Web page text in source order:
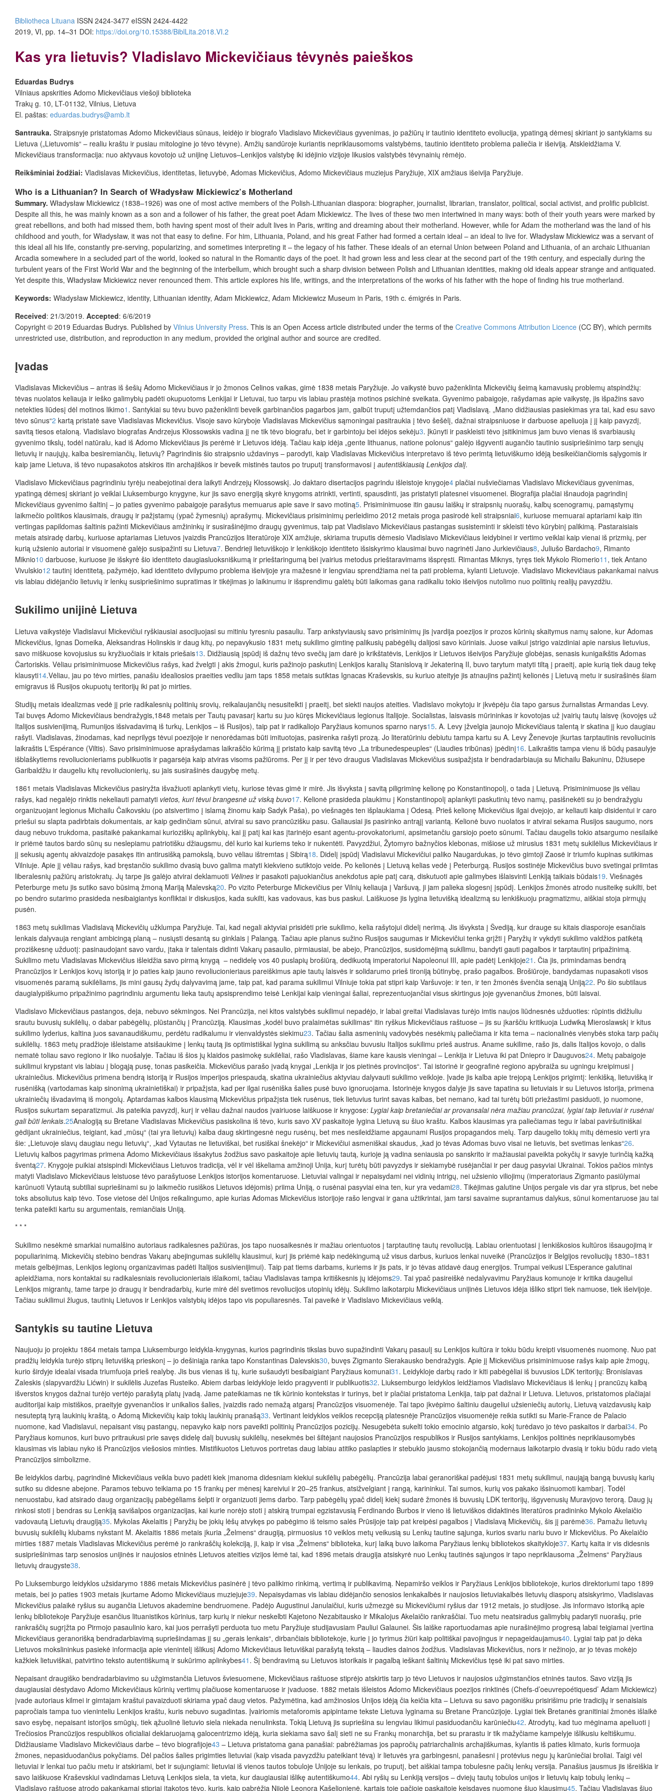
Bibliotheca Lituana ISSN 2424-3477 eISSN 2424-4422
2019, VI, pp. 14–31 DOI: https://doi.org/10.15388/BiblLita.2018.VI.2
Kas yra lietuvis? Vladislavo Mickevičiaus tėvynės paieškos
Eduardas Budrys
Vilniaus apskrities Adomo Mickevičiaus viešoji biblioteka
Trakų g. 10, LT-01132, Vilnius, Lietuva
El. paštas: eduardas.budrys@amb.lt
Santrauka. Straipsnyje pristatomas Adomo Mickevičiaus sūnaus, leidėjo ir biografo Vladislavo Mickevičiaus gyvenimas, jo pažiūrų ir tautinio identiteto evoliucija, ypatingą dėmesį skiriant jo santykiams su
Lietuva („Lietuvomis“ – realiu kraštu ir pusiau mitologine jo tėvo tėvyne). Amžių sandūroje kuriantis nepriklausomoms valstybėms, tautinio identiteto problema paliečia ir išeiviją. Atskleidžiama V.
Mickevičiaus transformacija: nuo aktyvaus kovotojo už unijinę Lietuvos–Lenkijos valstybę iki idėjinio vizijoje likusios valstybės tėvynainių rėmėjo.
Reikšminiai žodžiai: Vladislavas Mickevičius, identitetas, lietuvybė, Adomas Mickevičius, Adomo Mickevičiaus muziejus Paryžiuje, XIX amžiaus išeivija Paryžiuje.
Who is a Lithuanian? In Search of Władysław Mickiewicz’s Motherland
Summary. Władysław Mickiewicz (1838–1926) was one of most active members of the Polish-Lithuanian diaspora: biographer, journalist, librarian, translator, political, social activist, and prolific publicist.
Despite all this, he was mainly known as a son and a follower of his father, the great poet Adam Mickiewicz. The lives of these two men intertwined in many ways: both of their youth years were marked by
great rebellions, and both had missed them, both having spent most of their adult lives in Paris, writing and dreaming about their motherland. However, while for Adam the motherland was the land of his
childhood and youth, for Władysław, it was not that easy to define. For him, Lithuania, Poland, and his great Father had formed a certain ideal – an ideal to live for. Władysław Mickiewicz was a servant of
this ideal all his life, constantly pre-serving, popularizing, and sometimes interpreting it – the legacy of his father. These ideals of an eternal Union between Poland and Lithuania, of an archaic Lithuanian
Arcadia somewhere in a secluded part of the world, looked so natural in the Romantic days of the poet. It had grown less and less clear at the second part of the 19th century, and especially during the
turbulent years of the First World War and the beginning of the interbellum, which brought such a sharp division between Polish and Lithuanian identities, making old ideals appear strange and antiquated.
Yet despite this, Władysław Mickiewicz never renounced them. This article explores his life, writings, and the interpretations of the works of his father with the hope of finding his true motherland.
Keywords: Władysław Mickiewicz, identity, Lithuanian identity, Adam Mickiewicz, Adam Mickiewicz Museum in Paris, 19th c. émigrés in Paris.
Received: 21/3/2019. Accepted: 6/6/2019
Copyright © 2019 Eduardas Budrys. Published by Vilnius University Press. This is an Open Access article distributed under the terms of the Creative Commons Attribution Licence (CC BY), which permits
unrestricted use, distribution, and reproduction in any medium, provided the original author and source are credited.
Įvadas
Vladislavas Mickevičius – antras iš šešių Adomo Mickevičiaus ir jo žmonos Celinos vaikas, gimė 1838 metais Paryžiuje. Jo vaikystė buvo paženklinta Mickevičių šeimą kamavusių problemų atspindžių:
tėvas nuolatos keliauja ir ieško galimybių padėti okupuotoms Lenkijai ir Lietuvai, tuo tarpu vis labiau prastėja motinos psichinė sveikata. Gyvenimo pabaigoje, rašydamas apie vaikystę, jis išpažins savo
netekties liūdesį dėl motinos likimo1 . Santykiai su tėvu buvo paženklinti beveik garbinančios pagarbos jam, galbūt truputį užtemdančios patį Vladislavą. „Mano didžiausias pasiekimas yra tai, kad esu savo
tėvo sūnus“2 kartą pristatė save Vladislavas Mickevičius. Visoje savo kūryboje Vladislavas Mickevičius sąmoningai pasitraukia į tėvo šešėlį, dažnai straipsniuose ir darbuose apeliuoja į jį kaip pavyzdį,
savitą tiesos etaloną. Vladislavo biografas Andrzejus Kłossowskis vadina jį ne tik tėvo biografu, bet ir garbintoju bei idėjos sekėju3. Įkūnyti ir paskleisti tėvo įsitikinimus jam buvo vienas iš svarbiausių
gyvenimo tikslų, todėl natūralu, kad iš Adomo Mickevičiaus jis perėmė ir Lietuvos idėją. Tačiau kaip idėja „gente lithuanus, natione polonus“ galėjo išgyventi augančio tautinio susipriešinimo tarp senųjų
lietuvių ir naujųjų, kalba besiremiančių, lietuvių? Pagrindinis šio straipsnio uždavinys – parodyti, kaip Vladislavas Mickevičius interpretavo iš tėvo perimtą lietuviškumo idėją besikeičiančiomis sąlygomis ir
kaip jame Lietuva, iš tėvo nupasakotos atskiros itin archajiškos ir beveik mistinės tautos po truputį transformavosi į autentiškiausią Lenkijos dalį.
Vladislavo Mickevičiaus pagrindiniu tyrėju neabejotinai dera laikyti Andrzejų Kłossowskį. Jo daktaro disertacijos pagrindu išleistoje knygoje4 plačiai nušviečiamas Vladislavo Mickevičiaus gyvenimas,
ypatingą dėmesį skiriant jo veiklai Liuksemburgo knygyne, kur jis savo energiją skyrė knygoms atrinkti, vertinti, spausdinti, jas pristatyti platesnei visuomenei. Biografija plačiai išnaudoja pagrindinį
Mickevičiaus gyvenimo šaltinį – jo paties gyvenimo pabaigoje parašytus memuarus apie save ir savo motiną5. Prisiminimuose itin gausu laiškų ir straipsnių nuorašų, kalbų scenogramų, pamąstymų
laikmečio politikos klausimais, draugų ir pažįstamų (ypač žymesnių) aprašymų. Mickevičiaus prisiminimų perleidimo 2012 metais proga pasirodė keli straipsniai6, kuriuose memuarai aptariami kaip itin
vertingas papildomas šaltinis pažinti Mickevičiaus amžininkų ir susirašinėjimo draugų gyvenimus, taip pat Vladislavo Mickevičiaus pastangas susisteminti ir skleisti tėvo kūrybinį palikimą. Pastaraisiais
metais atsiradę darbų, kuriuose aptariamas Lietuvos įvaizdis Prancūzijos literatūroje XIX amžiuje, skiriama truputis dėmesio Vladislavo Mickevičiaus leidybinei ir vertimo veiklai kaip vienai iš prizmių, per
kurią užsienio autoriai ir visuomenė galėjo susipažinti su Lietuva7. Bendrieji lietuviškojo ir lenkiškojo identiteto išsiskyrimo klausimai buvo nagrinėti Jano Jurkievičiaus8, Juliušo Bardacho9, Rimanto
Miknio10 darbuose, kuriuose jie išskyrė šio identiteto daugiasluoksniškumą ir prieštaringumą bei įvairius metodus prieštaravimams išspręsti. Rimantas Miknys, tyręs tiek Mykolo Riomerio11 , tiek Antano
Vivulskio12 tautinį identitetą, pažymėjo, kad identiteto dvilypumo problema išeivijoje yra mažesnė ir lengviau sprendžiama nei ta pati problema, kylanti Lietuvoje. Vladislavo Mickevičiaus pakankamai naivus
vis labiau didėjančio lietuvių ir lenkų susipriešinimo supratimas ir tikėjimas jo laikinumu ir išsprendimu galėtų būti laikomas gana radikaliu tokio išeivijos nutolimo nuo politinių realijų pavyzdžiu.
Sukilimo unijinė Lietuva
Lietuva vaikystėje Vladislavui Mickevičiui ryškiausiai asocijuojasi su mitiniu tyresniu pasauliu. Tarp ankstyviausių savo prisiminimų jis įvardija poezijos ir prozos kūrinių skaitymus namų salone, kur Adomas
Mickevičius, Ignas Domeika, Aleksandras Holinskis ir daug kitų, po nepavykusio 1831 metų sukilimo gimtinę palikusių pabėgėlių dalijosi savo kūriniais. Juose vaikui įstrigo vaizdiniai apie narsius lietuvius,
savo miškuose kovojusius su kryžiuočiais ir kitais priešais13. Didžiausią įspūdį iš dažnų tėvo svečių jam darė jo krikštatėvis, Lenkijos ir Lietuvos išeivijos Paryžiuje globėjas, senasis kunigaikštis Adomas
Čartoriskis. Vėliau prisiminimuose Mickevičius rašys, kad žvelgti į akis žmogui, kuris pažinojo paskutinį Lenkijos karalių Stanislovą ir Jekateriną II, buvo tarytum matyti tiltą į praeitį, apie kurią tiek daug tekę
klausyti14.Vėliau, jau po tėvo mirties, panašiu idealiosios praeities vedliu jam taps 1858 metais sutiktas Ignacas Kraševskis, su kuriuo ateityje jis atnaujins pažintį kelionės į Lietuvą metu ir susirašinės šiam
emigravus iš Rusijos okupuotų teritorijų iki pat jo mirties.
Studijų metais idealizmas vedė jį prie radikalesnių politinių srovių, reikalaujančių nesusitelkti į praeitį, bet siekti naujos ateities. Vladislavo mokytoju ir įkvėpėju čia tapo garsus žurnalistas Armandas Levy.
Tai buvęs Adomo Mickevičiaus bendražygis,1848 metais per Tautų pavasarį kartu su juo kūręs Mickevičiaus legionus Italijoje. Socialistas, laisvasis mūrininkas ir kovotojas už įvairių tautų laisvę (kovojęs už
Italijos susivienijimą, Rumunijos išsivadavimą iš turkų, Lenkijos – iš Rusijos), taip pat ir radikaliojo Paryžiaus komunos sparno narys15. A. Levy įžvelgia jaunojo Mickevičiaus talentą ir skatina jį kuo daugiau
rašyti. Vladislavas, žinodamas, kad neprilygs tėvui poezijoje ir nenorėdamas būti imituotojas, pasirenka rašyti prozą. Jo literatūriniu debiutu tampa kartu su A. Levy Ženevoje įkurtas tarptautinis revoliucinis
laikraštis L‘Espérance (Viltis). Savo prisiminimuose aprašydamas laikraščio kūrimą jį pristato kaip savitą tėvo „La tribunedespeuples“ (Liaudies tribūnas) įpėdinį16. Laikraštis tampa vienu iš būdų pasaulyje
išblaškytiems revoliucionieriams publikuotis ir pagarsėja kaip atviras visoms pažiūroms. Per jį ir per tėvo draugus Vladislavas Mickevičius susipažįsta ir bendradarbiauja su Michailu Bakuninu, Džiusepe
Garibaldžiu ir daugeliu kitų revoliucionierių, su jais susirašinės daugybę metų.
1861 metais Vladislavas Mickevičius pasiryžta išvažiuoti aplankyti vietų, kuriose tėvas gimė ir mirė. Jis išvyksta į savitą piligriminę kelionę po Konstantinopolį, o tada į Lietuvą. Prisiminimuose jis vėliau
rašys, kad negalėjo rinktis nekeliauti pamatyti vietos, kuri tėvui brangesnė už viską buvo17. Kelionė prasideda plaukimu į Konstantinopolį aplankyti paskutinių tėvo namų, pasišnekėti su jo bendražygiu
organizuojant legionus Michailu Čaikovskiu (po atsivertimo į islamą žinomu kaip Sadyk Paša), po viešnagės ten išplaukiama į Odesą. Prieš kelionę Mickevičius ilgai dvejojo, ar keliauti kaip disidentui ir caro
priešui su slapta padirbtais dokumentais, ar kaip gedinčiam sūnui, atvirai su savo prancūzišku pasu. Galiausiai jis pasirinko antrąjį variantą. Kelionė buvo nuolatos ir atvirai sekama Rusijos saugumo, nors
daug nebuvo trukdoma, pasitaikė pakankamai kurioziškų aplinkybių, kai jį patį kai kas įtarinėjo esant agentu-provokatoriumi, apsimetančiu garsiojo poeto sūnumi. Tačiau daugelis tokio atsargumo nesilaikė
ir priėmė tautos bardo sūnų su neslepiamu patriotišku džiaugsmu, dėl kurio kai kuriems teko ir nukentėti. Pavyzdžiui, Žytomyro bažnyčios klebonas, mišiose už mirusius 1831 metų sukilėlius Mickevičiaus ir
jį sekusių agentų akivaizdoje pasakęs itin antirusišką pamokslą, buvo vėliau ištremtas į Sibirą18. Didelį įspūdį Vladislavui Mickevičiui paliko Naugardukas, jo tėvo gimtoji Zaosė ir triumfo kupinas sutikimas
Vilniuje. Apie jį vėliau rašys, kad bręstančio sukilimo dvasią buvo galima matyti kiekvieno sutiktojo veide. Po kelionės į Lietuvą kelias vedė į Peterburgą. Rusijos sostinėje Mickevičius buvo svetingai priimtas
liberalesnių pažiūrų aristokratų. Jų tarpe jis galėjo atvirai deklamuoti Vėlines ir pasakoti pajuokiančius anekdotus apie patį carą, diskutuoti apie galimybes išlaisvinti Lenkiją taikiais būdais19. Viešnagės
Peterburge metu jis sutiko savo būsimą žmoną Mariją Malevską20. Po vizito Peterburge Mickevičius per Vilnių keliauja į Varšuvą, ji jam palieka slogesnį įspūdį. Lenkijos žmonės atrodo nusiteikę sukilti, bet
po bendro sutarimo prasideda nesibaigiantys konfliktai ir diskusijos, kada sukilti, kas vadovaus, kas bus paskui. Laiškuose jis lygina lietuvišką idealizmą su lenkiškuoju prag­matizmu, aiškiai stoja pirmųjų
pusėn.
1863 metų sukilimas Vladislavą Mickevičių užklumpa Paryžiuje. Tai, kad negali aktyviai prisidėti prie sukilimo, kelia rašytojui didelį nerimą. Jis išvyksta į Švediją, kur drauge su kitais diasporoje esančiais
lenkais dalyvauja rengiant ambicingą planą – nusiųsti desantą su ginklais į Palangą. Tačiau apie planus sužino Rusijos saugumas ir Mickevičiui tenka grįžti į Paryžių ir vykdyti sukilimo valdžios patikėtą
proziškesnę užduotį: pasinaudojant savo vardu, įtaka ir talentais didinti Vakarų pasaulio, pirmiausiai, be abejo, Prancūzijos, susidomėjimą sukilimu, bandyti gauti pagalbos ir tarptautinį pripažinimą.
Sukilimo metu Vladislavas Mickevičius išleidžia savo pirmą knygą – nedidelę vos 40 puslapių brošiūrą, dedikuotą imperatoriui Napoleonui III, apie padėtį Lenkijoje21 . Čia jis, primindamas bendrą
Prancūzijos ir Lenkijos kovų istoriją ir jo paties kaip jauno revoliucionieriaus pareiškimus apie tautų laisvės ir solidarumo prieš tironiją būtinybę, prašo pagalbos. Brošiūroje, bandydamas nupasakoti visos
visuomenės paramą sukilėliams, jis mini gausų žydų dalyvavimą jame, taip pat, kad parama sukilimui Vilniuje tokia pat stipri kaip Varšuvoje: ir ten, ir ten žmonės švenčia senąją Uniją22. Po šio subtilaus
daugialypiškumo pripažinimo pagrindiniu argumentu lieka tautų apsisprendimo teisė Lenkijai kaip vieningai šaliai, reprezentuojančiai visus skirtingus joje gyvenančius žmones, būti laisvai.
Vladislavo Mickevičiaus pastangos, deja, nebuvo sėkmingos. Nei Prancūzija, nei kitos valstybės sukilimui nepadėjo, ir labai greitai Vladislavas turėjo imtis naujos liūdnesnės užduoties: rūpintis didžiuliu
srautu buvusių sukilėlių, o dabar pabėgėlių, plūstančių į Prancūziją. Klausimas „kodėl buvo pralaimėtas sukilimas“ itin ryškus Mickevičiaus raštuose – jis su įkarščiu kritikuoja Ludwiką Mieroslawskį ir kitus
sukilimo lyderius, kaltina juos savanaudiškumu, perdėtu radikalumu ir vienvaldystės siekimu23. Tačiau šalia asmeninių vadovybės nesėkmių paliečiama ir kita tema – nacionalinės vienybės stoka tarp pačių
sukilėlių. 1863 metų pradžioje išleistame atsišaukime į lenkų tautą jis optimistiškai lygina sukilimą su anksčiau buvusiu Italijos sukilimu prieš austrus. Aname sukilime, rašo jis, dalis Italijos kovojo, o dalis
nematė toliau savo regiono ir liko nuošalyje. Tačiau iš šios jų klaidos pasimokę sukilėliai, rašo Vladislavas, šiame kare kausis vieningai – Lenkija ir Lietuva iki pat Dniepro ir Dauguvos24. Metų pabaigoje
sukilimui krypstant vis labiau į blogąją pusę, tonas pasikeičia. Mickevičius parašo įvadą knygai „Lenkija ir jos pietinės provincijos“. Tai istorinė ir geografinė regiono apybraiža su ugningu kreipimusi į
ukrainiečius. Mickevičius primena bendrą istoriją ir Rusijos imperijos priespaudą, skatina ukrainiečius aktyviau dalyvauti sukilimo veikloje. Įvade jis kalba apie trejopą Lenkijos prigimtį: lenkišką, lietuvišką ir
rusėnišką (vartodamas kaip sinonimą ukrainietiškai) ir pripažįsta, kad per ilgai rusėniška šalies pusė buvo ignoruojama. Istorinėje knygos dalyje jis save tapatina su lietuviais ir su Lietuvos istorija, primena
ukrainiečių išvadavimą iš mongolų. Aptardamas kalbos klausimą Mickevičius pripažįsta tiek rusėnus, tiek lietuvius turint savas kalbas, bet nemano, kad tai turėtų būti priežastimi pasiduoti, jo nuomone,
Rusijos sukurtam separatizmui. Jis pateikia pavyzdį, kurį ir vėliau dažnai naudos įvairiuose laiškuose ir knygose: Lygiai kaip bretaniečiai ar provansalai nėra mažiau prancūzai, lygiai taip lietuviai ir rusėnai
gali būti lenkais.25Analogiją su Bretane Vladislavas Mickevičius pasiskolina iš tėvo, kuris savo XV paskaitoje lygina Lietuvą su šiuo kraštu. Kalbos klausimas yra paliečiamas tegu ir labai paviršutiniškai
gėdijant ukrainiečius, teigiant, kad „mūsų“ (tai yra lietuvių) kalba daug skirtingesnė negu rusėnų, bet mes nesileidžiame apgaunami Rusijos propagandos melų. Tarp daugelio tokių mitų dėmesio verti yra
šie: „Lietuvoje slavų daugiau negu lietuvių“, „kad Vytautas ne lietuviškai, bet rusiškai šnekėjo“ ir Mickevičiui asmeniškai skaudus, „kad jo tėvas Adomas buvo visai ne lietuvis, bet svetimas lenkas“26.
Lietuvių kalbos pagyrimas primena Adomo Mickevičiaus išsakytus žodžius savo paskaitoje apie lietuvių tautą, kurioje ją vadina seniausia po sanskrito ir mažiausiai paveikta pokyčių ir savyje turinčią kažką
šventą27. Knygoje puikiai atsispindi Mickevičiaus Lietuvos tradicija, vėl ir vėl iškeliama amžinoji Unija, kurį turėtų būti pavyzdys ir siekiamybė rusėjančiai ir per daug pasyviai Ukrainai. Tokios pačios mintys
matyti Vladislavo Mickevičiaus leistuose tėvo parašytuose Lenkijos istorijos komentaruose. Lietuviai valingai ir nepaisydami nei vidinių intrigų, nei užsienio viliojimų (imperatoriaus Zigmanto pasiūlymai
karūnuoti Vytautą subtiliai supriešinami su jo laikmečio rusiškos Lietuvos idėjomis) priima Uniją, o rusėnai pasyviai eina ten, kur yra vedami28. Tikėjimas galutine Unijos pergale vis dar yra stiprus, bet nebe
toks absoliutus kaip tėvo. Tose vietose dėl Unijos reikalingumo, apie kurias Adomas Mickevičius istorijoje rašo lengvai ir gana užtikrintai, jam tarsi savaime suprantamus dalykus, sūnui komentaruose jau tai
tenka pateikti kartu su argumentais, remiančiais Uniją.
* * *
Sukilimo nesėkmė smarkiai numalšino autoriaus radikalesnes pažiūras, jos tapo nuosaikesnės ir mažiau orientuotos į tarptautinę tautų revoliuciją. Labiau orientuotasi į lenkiškosios kultūros išsaugojimą ir
populiarinimą. Mickevičių stebino bendras Vakarų abejingumas sukilėlių klausimui, kurį jis priėmė kaip nedėkingumą už visus darbus, kuriuos lenkai nuveikė (Prancūzijos ir Belgijos revoliucijų 1830–1831
metais gelbėjimas, Lenkijos legionų organizavimas padėti Italijos susivienijimui). Taip pat tiems darbams, kuriems ir jis pats, ir jo tėvas atidavė daug energijos. Trumpai veikusi L’Esperance galutinai
apleidžiama, nors kontaktai su radikalesniais revoliucionieriais išlaikomi, tačiau Vladislavas tampa kritiškesnis jų idėjoms29. Tai ypač pasireiškė nedalyvavimu Paryžiaus komunoje ir kritika daugeliui
Lenkijos migrantų, tame tarpe jo draugų ir bendradarbių, kurie mirė dėl svetimos revoliucijos utopinių idėjų. Sukilimo laikotarpiu Mickevičiaus unijinės Lietuvos idėja išliko stipri tiek namuose, tiek išeivijoje.
Tačiau sukilimui žlugus, tautinių Lietuvos ir Lenkijos valstybių idėjos tapo vis populiaresnės. Tai paveikė ir Vladislavo Mickevičiaus veiklą.
Santykis su tautine Lietuva
Naujuoju jo projektu 1864 metais tampa Liuksemburgo leidykla-knygynas, kurios pagrindinis tikslas buvo supažindinti Vakarų pasaulį su Lenkijos kultūra ir tokiu būdu kreipti visuomenės nuomonę. Nuo pat
pradžių leidykla turėjo stiprų lietuvišką prieskonį – jo dešiniąja ranka tapo Konstantinas Dalevskis30, buvęs Zigmanto Sierakausko bendražygis. Apie jį Mickevičius prisiminimuose rašys kaip apie žmogų,
kurio širdyje idealai visada triumfuoja prieš realybę. Jis bus vienas iš tų, kurie sušaudyti besibaigiant Paryžiaus komunai31 . Leidykloje darbų rado ir kiti pabėgėliai iš buvusios LDK teritorijų: Bronislavas
Zaleskis (slapyvardžiu Lićwin) ir sukilėlis Juzefas Rusteiko. Abiem darbas leidykloje leido pragyventi ir publikuotis32. Liuksemburgo leidyklos leidžiamos Vladislavo Mickevičiaus iš lenkų į prancūzų kalbą
išverstos knygos dažnai turėjo vertėjo parašytą platų įvadą. Jame pateikiamas ne tik kūrinio kontekstas ir turinys, bet ir plačiai pristatoma Lenkija, taip pat dažnai ir Lietuva. Lietuvos, pristatomos plačiajai
auditorijai kaip mistiškos, praeityje gyvenančios ir unikalios šalies, įvaizdis rado nemažą atgarsį Prancūzijos visuomenėje. Tai tapo įkvėpimo šaltiniu daugeliui užsieniečių autorių, Lietuvą vaizdavusių kaip
nesuteptą tyrą laukinių kraštą, o Adomą Mickevičių kaip tokių laukinių pranašą33. Vertinant leidyklos veiklos recepciją platesnėje Prancūzijos visuomenėje reikia sutikti su Marie-France de Palacio
nuomone, kad Vladislavui, nepaisant visų pastangų, nepavyko kaip nors paveikti politinių Prancūzijos pozicijų. Nesugebėta sukelti tokio emocinio atgarsio, kokį turėdavo jo tėvo paskaitos ir darbai34. Po
Paryžiaus komunos, kuri buvo pritraukusi prie savęs didelę dalį buvusių sukilėlių, nesekmės bei šiltėjant naujosios Prancūzijos respublikos ir Rusijos santykiams, Lenkijos politinės nepriklausomybės
klausimas vis labiau nyko iš Prancūzijos viešosios minties. Mistifikuotos Lietuvos portretas daug labiau atitiko paslapties ir stebuklo jausmo stokojančią modernaus laikotarpio dvasią ir tokiu būdu rado vietą
Prancūzijos simbolizme.
Be leidyklos darbų, pagrindinė Mickevičiaus veikla buvo padėti kiek įmanoma didesniam kiekiui sukilėlių pabėgėlių. Prancūzija labai geranoriškai padėjusi 1831 metų sukilimui, naująją bangą buvusių karių
sutiko su didesne abejone. Paramos tebuvo teikiama po 15 frankų per mėnesį kareiviui ir 20–25 frankus, atsižvelgiant į rangą, karininkui. Tai sumos, kurių vos pakako išsinuomoti kambarį. Todėl
nenuostabu, kad atsirado daug organizacijų pabėgėliams šelpti ir organizuoti jiems darbo. Tarp pabėgėlių ypač didelį kiekį sudarė žmonės iš buvusių LDK teritorijų, išgyvenusių Muravjovo terorą. Daug jų
rinkosi stoti į bendras su Lenkiją savišalpos organizacijas, kai kurie norėjo stoti į atskirą trumpai egzistavusią Ferdinando Burbos ir vieno iš lietuviškos didaktinės literatūros pradininko Mykolo Akelaičio
vadovautą Lietuvių draugiją35. Mykolas Akelaitis į Paryžių be jokių lėšų atvykęs po pabėgimo iš teismo salės Prūsijoje taip pat kreipėsi pagalbos į Vladislavą Mickevičių, šis jį parėmė36. Pamažu lietuvių
buvusių sukilėlių klubams nykstant M. Akelaitis 1886 metais įkuria „Želmens“ draugiją, pirmuosius 10 veiklos metų veikusią su Lenkų tautine sąjunga, kurios svariu nariu buvo ir Mickevičius. Po Akelaičio
mirties 1887 metais Vladislavas Mickevičius perėmė jo rankraščių kolekciją, ji, kaip ir visa „Želmens“ biblioteka, kurį laiką buvo laikoma Paryžiaus lenkų bibliotekos skaitykloje37. Kartų kaita ir vis didesnis
susipriešinimas tarp senosios unijinės ir naujosios etninės Lietuvos ateities vizijos lėmė tai, kad 1896 metais draugija atsiskyrė nuo Lenkų tautinės sąjungos ir tapo nepriklausoma „Želmens“ Paryžiaus
lietuvių draugyste38.
Po Liuksemburgo leidyklos užsidarymo 1886 metais Mickevičius pasinėrė į tėvo palikimo rinkimą, vertimą ir publikavimą. Nepamiršo veiklos ir Paryžiaus Lenkijos bibliotekoje, kurios direktoriumi tapo 1899
metais, bei jo paties 1903 metais įkurtame Adomo Mickevičiaus muziejuje39. Nepaisydamas vis labiau didėjančio senosios lenkakalbės ir naujosios lietuviakalbės lietuvių diasporų atsiskyrimo, Vladislavas
Mickevičius palaikė ryšius su augančia Lietuvos akademine bendruomene. Padėjo Augustinui Janulaičiui, kuris užmezgė su Mickevičiumi ryšius dar 1912 metais, jo studijose. Jis informavo istoriką apie
lenkų bibliotekoje Paryžiuje esančius lituanistikos kūrinius, tarp kurių ir niekur neskelbti Kajetono Nezabitausko ir Mikalojus Akelaičio rankraščiai. Tuo metu neatsiradus galimybių padaryti nuorašų, prie
rankraščių sugrįžta po Pirmojo pasaulinio karo, kai juos perrašyti perduota tuo metu Paryžiuje studijavusiam Pauliui Galaunei. Šis laiške raportuodamas apie nurašinėjimo progresą labai teigiamai įvertina
Mickevičiaus geranorišką bendradarbiavimą supriešindamas jį su „gerais lenkais“, dirbančiais bibliotekoje, kurie į jo tyrimus žiūri kaip politiškai pavojingus ir nepageidaujamus40. Lygiai taip pat jo dėka
Lietuvos mokslininkus pasiekė informacija apie vienintelį išlikusį Adomo Mickevičiaus lietuviškai parašytą tekstą – liaudies dainos žodžius. Vladislavas Mickevičius, nors ir nežinojo, ar jo tėvas mokėjo
kažkiek lietuviškai, patvirtino teksto autentiškumą ir sukūrimo aplinkybes41 . Šį bendravimą su Lietuvos istorikais ir pagalbą ieškant šaltinių Mickevičius tęsė iki pat savo mirties.
Nepaisant draugiško bendradarbiavimo su užgimstančia Lietuvos šviesuomene, Mickevičiaus raštuose stiprėjo atskirtis tarp jo tėvo Lietuvos ir naujosios užgimstančios etninės tautos. Savo viziją jis
daugiausiai dėstydavo Adomo Mickevičiaus kūrinių vertimų plačiuose komentaruose ir įvaduose. 1882 metais išleistos Adomo Mickevičiaus poezijos rinktinės (Chefs-d’oeuvrepoétiquesd’ Adam Mickiewicz)
įvade autoriaus kilmei ir gimtajam kraštui pavaizduoti skiriama ypač daug vietos. Pažymėtina, kad amžinosios Unijos idėją čia keičia kita – Lietuva su savo pagonišku prisirišimu prie tradicijų ir senaisiais
papročiais tampa tuo vieninteliu Lenkijos kraštu, kuris nebuvo sugadintas. Įvairiomis metaforomis apipintame tekste Lietuva lyginama su Bretane Prancūzijoje. Lygiai tiek Bretanės granitiniai žmonės išlaikė
savo esybę, nepaisant istorijos smūgių, tiek ąžuolinė lietuvio siela niekada nenulinksta. Tokią Lietuvą jis supriešina su lengviau likimui pasiduodančiu karūniečiu42. Atrodytų, kad tuo mėginama apeliuoti į
Trečiosios Prancūzijos respublikos oficialiai deklaruojamą galocentrizmo idėją, kuria siekiama savo šalį sieti ne su Frankų monarchija, bet su prarastu ir tik mažyčiame kampelyje išlikusiu keltiškumu.
Didžiausiame Vladislavo Mickevičiaus darbe – tėvo biografijoje43 – Lietuva pristatoma gana panašiai: pabrėžiamas jos papročių patriarchalinis archajiškumas, kylantis iš paties klimato, kuris formuoja
žmones, nepasiduodančius pokyčiams. Dėl pačios šalies prigimties lietuviai (kaip visada pavyzdžiu pateikiant tėvą) ir lietuvės yra garbingesni, panašesni į protėvius negu jų karūniečiai broliai. Taigi vėl
lietuviai ir lenkai tuo pačiu metu ir atskiriami, bet ir sujungiami: lietuviai iš vienos tautos tobuloje Unijoje su lenkais, po truputį, bet aiškiai tampa tobulesne pačių lenkų versija. Panašius jausmus jis išreiškia ir
savo laiškuose Kraševskiui vadindamas Lietuvą Lenkijos siela, ta vieta, kur daugiausiai išlikę autentiškumo44. Abi ryšių su Lenkiją versijos – dviejų tautų tobulos unijos ir lietuvių kaip tobulų lenkų –
Vladislavo raštuose atrodo pakankamai stipriai įtakotos tėvo, kuris, kaip pabrėžia Nijolė Leonora Kašelionienė, kartais toje pačioje paskaitoje keisdavęs nuomonę šiuo klausimu45. Tačiau Vladislavas šiuo